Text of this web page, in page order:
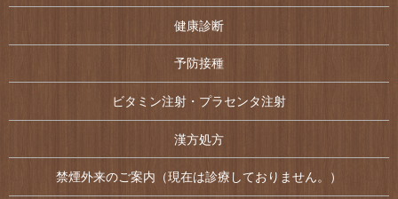
健康診断
予防接種
ビタミン注射・プラセンタ注射
漢方処方
禁煙外来のご案内（現在は診療しておりません。）